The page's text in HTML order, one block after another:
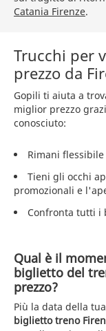
Catania Firenze.
Trucchi per
prezzo da
Gopili ti aiuta a
miglior prezzo
conosciuto:
Rimani
Tieni gli occhi
promozionali e
Confronta tutti i
Qual è il
biglietto del
prezzo?
Più la data della
biglietto treno